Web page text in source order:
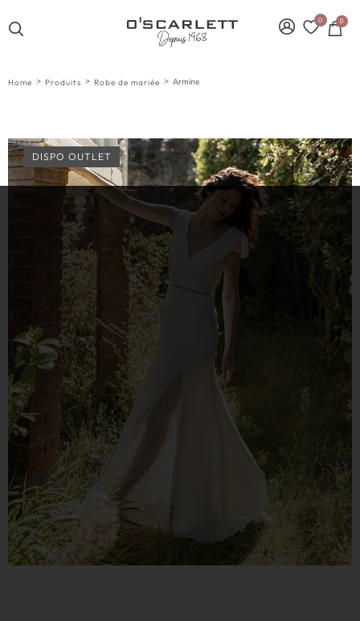
0 0
Home > Produits > Robe de mariée > Armine
DISPO OUTLET